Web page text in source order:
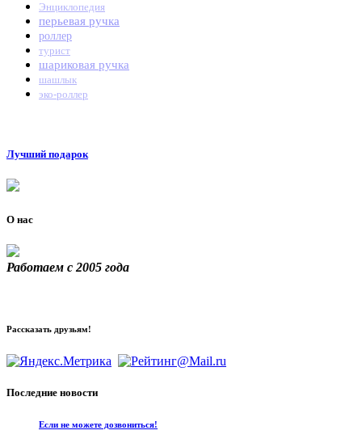
Энциклопедия
перьевая ручка
роллер
турист
шариковая ручка
шашлык
эко-роллер
Лучший подарок
О нас
Работаем с 2005 года
Рассказать друзьям!
Последние новости
Если не можете дозвониться!